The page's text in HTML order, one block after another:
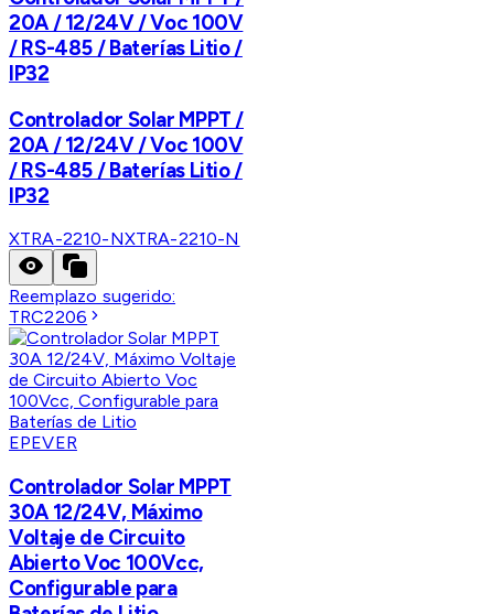
20A / 12/24V / Voc 100V
/ RS-485 / Baterías Litio /
IP32
Controlador Solar MPPT /
20A / 12/24V / Voc 100V
/ RS-485 / Baterías Litio /
IP32
XTRA-2210-NXTRA-2210-N
Reemplazo sugerido:
TRC2206
EPEVER
Controlador Solar MPPT
30A 12/24V, Máximo
Voltaje de Circuito
Abierto Voc 100Vcc,
Configurable para